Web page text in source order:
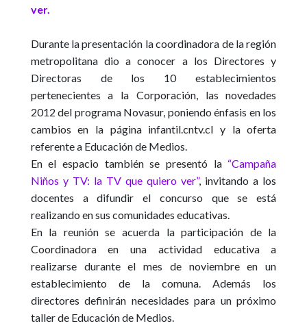
ver.
Durante la presentación la coordinadora de la región
metropolitana dio a conocer a los Directores y
Directoras de los 10 establecimientos
pertenecientes a la Corporación, las novedades
2012 del programa Novasur, poniendo énfasis en los
cambios en la página infantil.cntv.cl y la oferta
referente a Educación de Medios.
En el espacio también se presentó la “Campaña
Niños y TV: la TV que quiero ver”, invitando a los
docentes a difundir el concurso que se está
realizando en sus comunidades educativas.
En la reunión se acuerda la participación de la
Coordinadora en una actividad educativa a
realizarse durante el mes de noviembre en un
establecimiento de la comuna. Además los
directores definirán necesidades para un próximo
taller de Educación de Medios.